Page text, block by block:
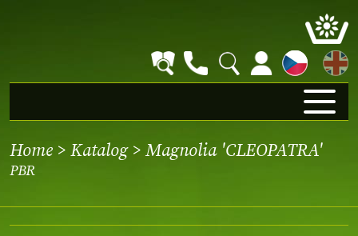
EN
Home > Katalog> Magnolia 'CLEOPATRA'
PBR